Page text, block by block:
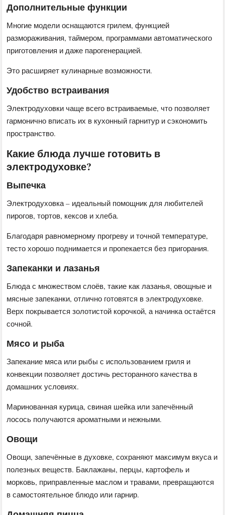
Дополнительные функции
Многие модели оснащаются грилем, функцией
размораживания, таймером, программами автоматического
приготовления и даже парогенерацией.
Это расширяет кулинарные возможности.
Удобство встраивания
Электродуховки чаще всего встраиваемые, что позволяет
гармонично вписать их в кухонный гарнитур и сэкономить
пространство.
Какие блюда лучше готовить в
электродуховке?
Выпечка
Электродуховка – идеальный помощник для любителей
пирогов, тортов, кексов и хлеба.
Благодаря равномерному прогреву и точной температуре,
тесто хорошо поднимается и пропекается без пригорания.
Запеканки и лазанья
Блюда с множеством слоёв, такие как лазанья, овощные и
мясные запеканки, отлично готовятся в электродуховке.
Верх покрывается золотистой корочкой, а начинка остаётся
сочной.
Мясо и рыба
Запекание мяса или рыбы с использованием гриля и
конвекции позволяет достичь ресторанного качества в
домашних условиях.
Маринованная курица, свиная шейка или запечённый
лосось получаются ароматными и нежными.
Овощи
Овощи, запечённые в духовке, сохраняют максимум вкуса и
полезных веществ. Баклажаны, перцы, картофель и
морковь, приправленные маслом и травами, превращаются
в самостоятельное блюдо или гарнир.